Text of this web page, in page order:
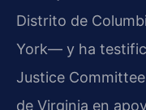
Distrito de
York— y ha
Justice
de Virginia en